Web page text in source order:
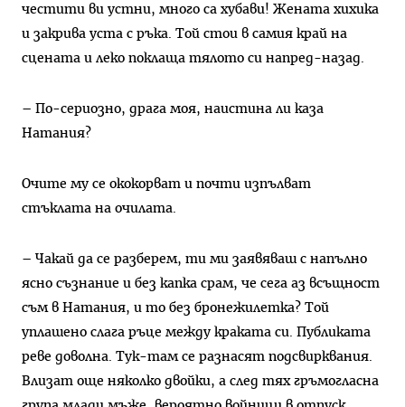
честити ви устни, много са хубави! Жената хихика
и закрива уста с ръка. Той стои в самия край на
сцената и леко поклаща тялото си напред-назад.
– По-сериозно, драга моя, наистина ли каза
Натания?
Очите му се ококорват и почти изпълват
стъклата на очилата.
– Чакай да се разберем, ти ми заявяваш с напълно
ясно съзнание и без капка срам, че сега аз всъщност
съм в Натания, и то без бронежилетка? Той
уплашено слага ръце между краката си. Публиката
реве доволна. Тук-там се разнасят подсвирквания.
Влизат още няколко двойки, а след тях гръмогласна